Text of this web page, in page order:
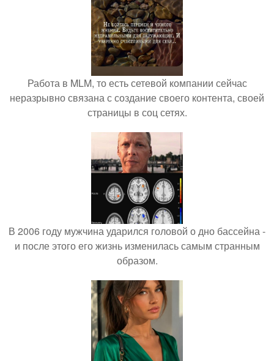
Работа в MLM, то есть сетевой компании сейчас
неразрывно связана с создание своего контента, своей
страницы в соц сетях.
В 2006 году мужчина ударился головой о дно бассейна -
и после этого его жизнь изменилась самым странным
образом.